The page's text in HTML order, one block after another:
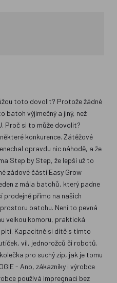
toto dovolit? Protože žádné
batoh výjimečný a jiný, než
Proč si to může dovolit?
konkurence. Zátěžové
opravdu nic náhodě, a že
Step by Step, že lepší už to
zádové části Easy Grow
z mála batohů, který padne
prodejně přímo na našich
prostoru batohu. Není to pevná
velkou komoru, praktická
pití. Kapacitně si dítě s tímto
víl, jednorožců či robotů.
pro suchý zip, jak je tomu
- Ano, zákazníky i výrobce
používá impregnaci bez